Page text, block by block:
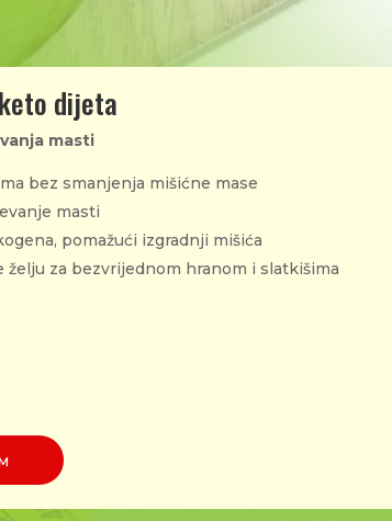
dijeta
masti
bez smanjenja mišićne mase
masti
pomažući izgradnji mišića
želju za bezvrijednom hranom i slatkišima